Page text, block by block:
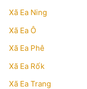
Xã Ea Ning
Xã Ea Ô
Xã Ea Phê
Xã Ea Rốk
Xã Ea Trang